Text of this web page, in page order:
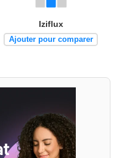
Iziflux
Ajouter pour comparer